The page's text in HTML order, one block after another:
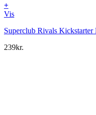
+
Vis
Superclub Rivals Kickstarter
239kr.